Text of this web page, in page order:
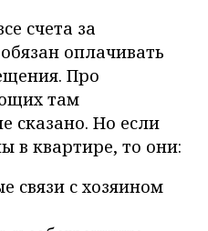
счета за
оплачивать
Про
там
сказано. Но если
в квартире, то они:
связи с хозяином